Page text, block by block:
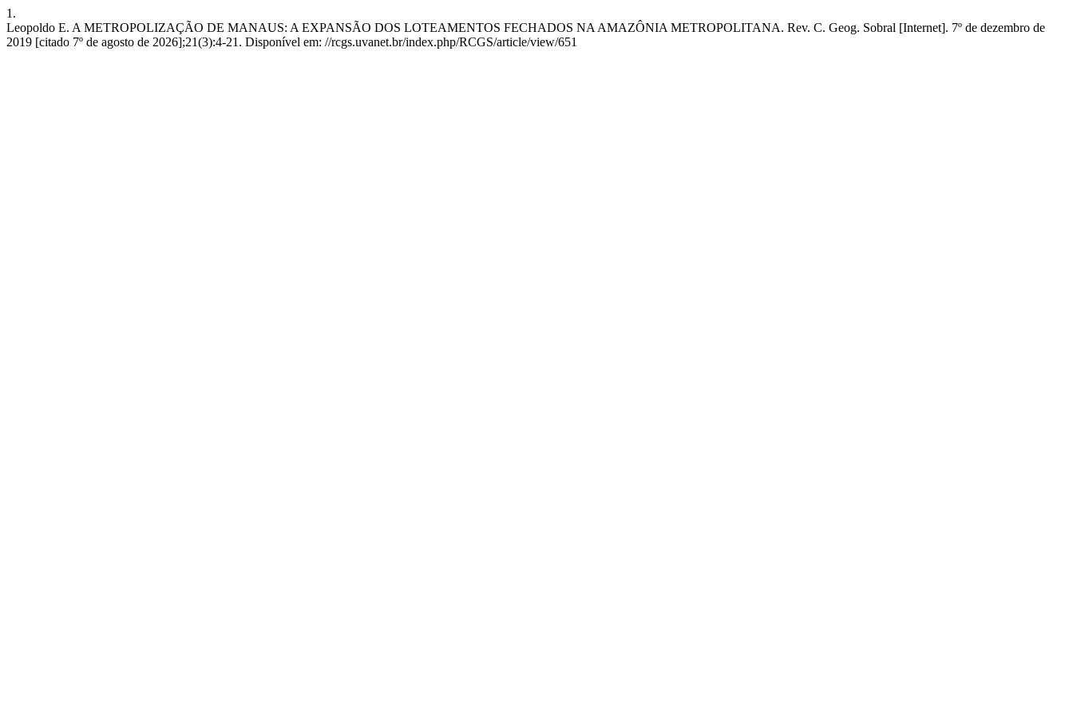
1.
Leopoldo E. A METROPOLIZAÇÃO DE MANAUS: A EXPANSÃO DOS LOTEAMENTOS FECHADOS NA AMAZÔNIA METROPOLITANA. Rev. C. Geog. Sobral [Internet]. 7º de dezembro de
2019 [citado 7º de agosto de 2026];21(3):4-21. Disponível em: //rcgs.uvanet.br/index.php/RCGS/article/view/651